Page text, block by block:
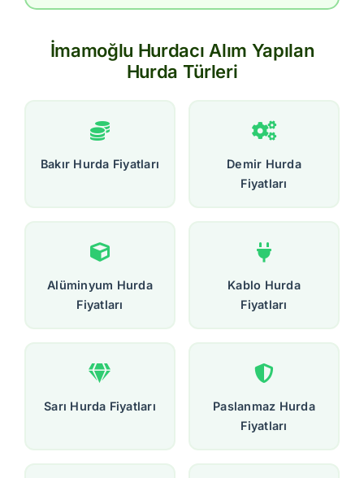
İmamoğlu Hurdacı Alım Yapılan
Hurda Türleri
Bakır Hurda Fiyatları
Demir Hurda
Fiyatları
Alüminyum Hurda
Fiyatları
Kablo Hurda
Fiyatları
Sarı Hurda Fiyatları
Paslanmaz Hurda
Fiyatları